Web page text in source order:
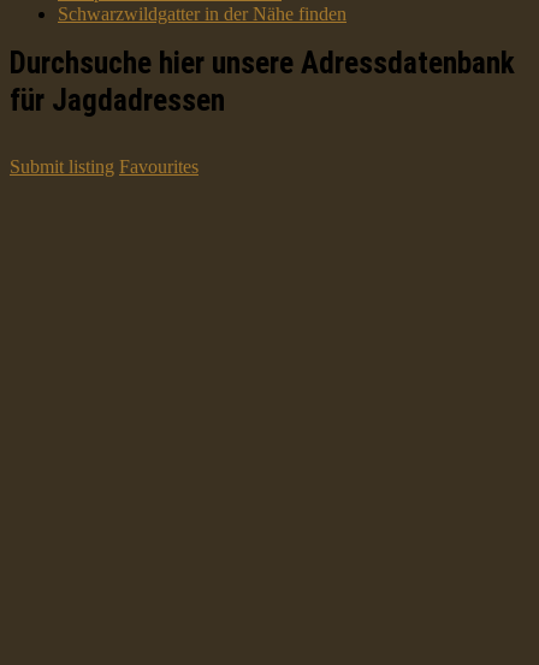
Schwarzwildgatter in der Nähe finden
Durchsuche hier unsere Adressdatenbank
für Jagdadressen
Submit listing Favourites